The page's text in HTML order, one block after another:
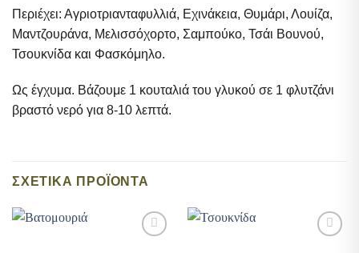
Περιέχει: Αγριοτριανταφυλλιά, Εχινάκεια, Θυμάρι, Λουίζα,
Μαντζουράνα, Μελισσόχορτο, Σαμπούκο, Τσάι Βουνού,
Τσουκνίδα και Φασκόμηλο.
Ως έγχυμα. Βάζουμε 1 κουταλιά του γλυκού σε 1 φλυτζάνι
βραστό νερό για 8-10 λεπτά.
ΣΧΕΤΙΚΆ ΠΡΟΪΌΝΤΑ